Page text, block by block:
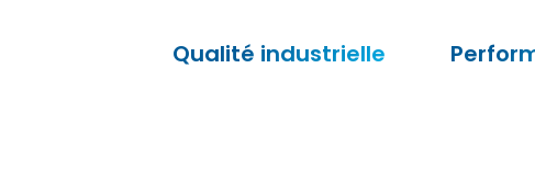
Qualité industrielle